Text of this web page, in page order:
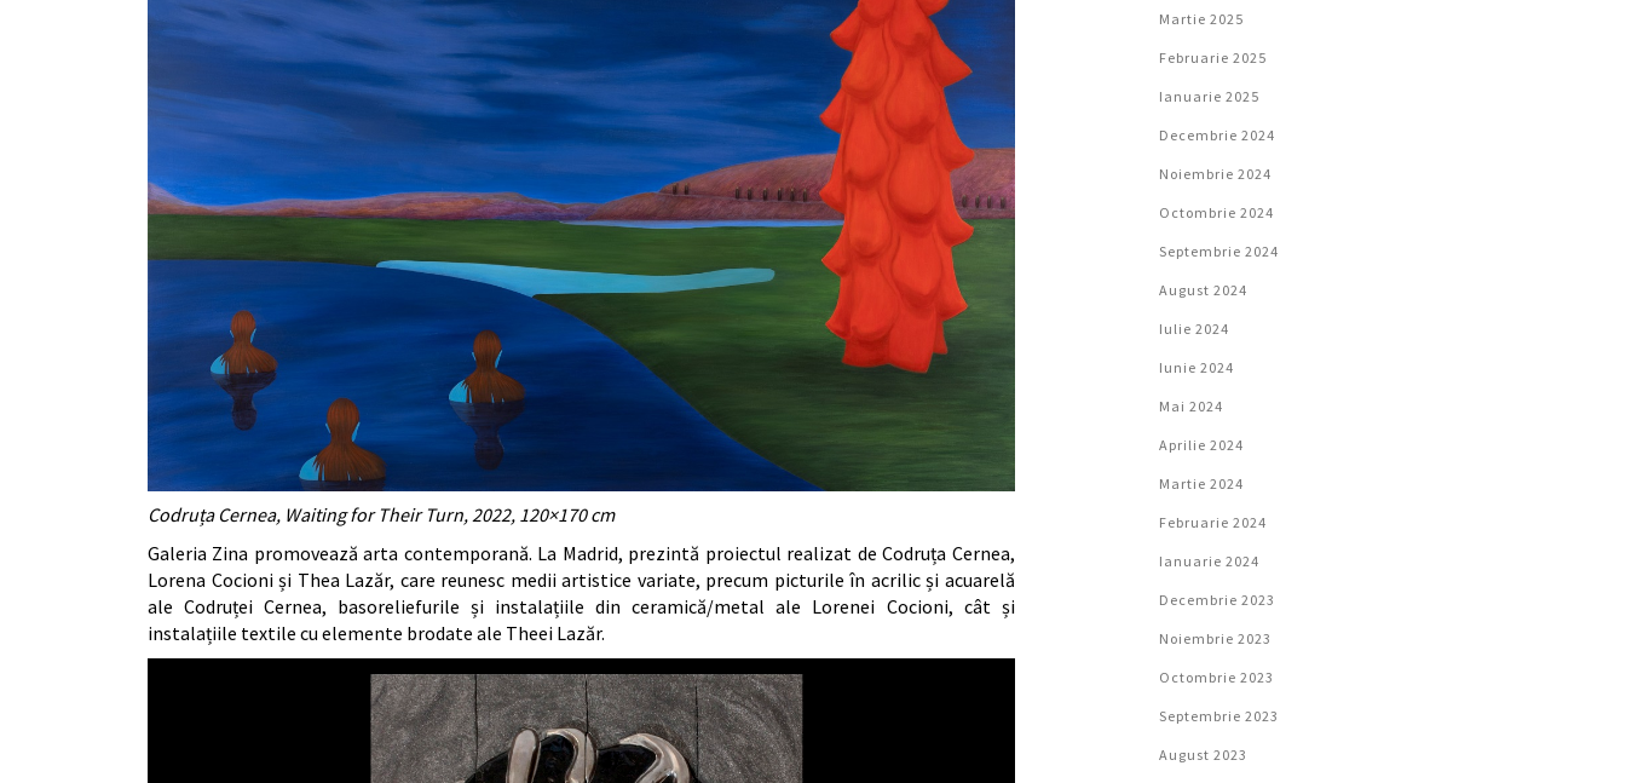
Codruța Cernea, Waiting for Their Turn, 2022, 120×170 cm
Galeria Zina promovează arta contemporană. La Madrid, prezintă proiectul realizat de Codruța Cernea,
Lorena Cocioni și Thea Lazăr, care reunesc medii artistice variate, precum picturile în acrilic și acuarelă
ale Codruței Cernea, basoreliefurile și instalațiile din ceramică/metal ale Lorenei Cocioni, cât și
instalațiile textile cu elemente brodate ale Theei Lazăr.
Martie 2025
Februarie 2025
Ianuarie 2025
Decembrie 2024
Noiembrie 2024
Octombrie 2024
Septembrie 2024
August 2024
Iulie 2024
Iunie 2024
Mai 2024
Aprilie 2024
Martie 2024
Februarie 2024
Ianuarie 2024
Decembrie 2023
Noiembrie 2023
Octombrie 2023
Septembrie 2023
August 2023